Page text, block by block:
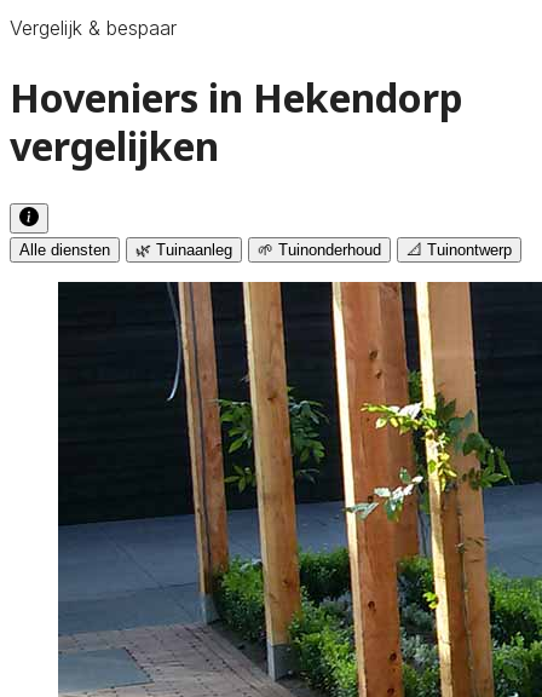
Vergelijk & bespaar
Hoveniers in Hekendorp
vergelijken
Alle diensten 🌿 Tuinaanleg 🌱 Tuinonderhoud 📐 Tuinontwerp